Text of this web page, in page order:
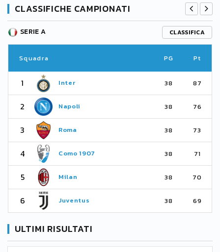
CLASSIFICHE CAMPIONATI
SERIE A CLASSIFICA
Squadra PG Pt
1 Inter 38 87
2 Napoli 38 76
3 Roma 38 73
4 Como 1907 38 71
5 Milan 38 70
6 Juventus 38 69
ULTIMI RISULTATI